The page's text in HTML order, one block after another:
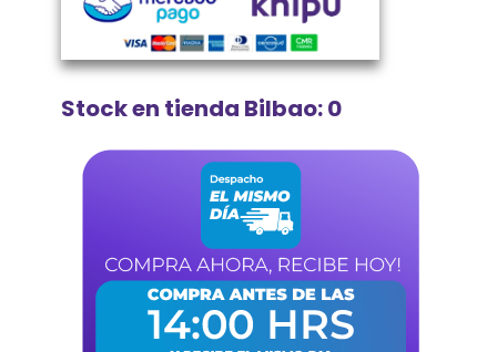
Stock en tienda Bilbao: 0